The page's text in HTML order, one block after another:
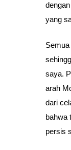
yang
saya.
arah
dari
bahwa
persis